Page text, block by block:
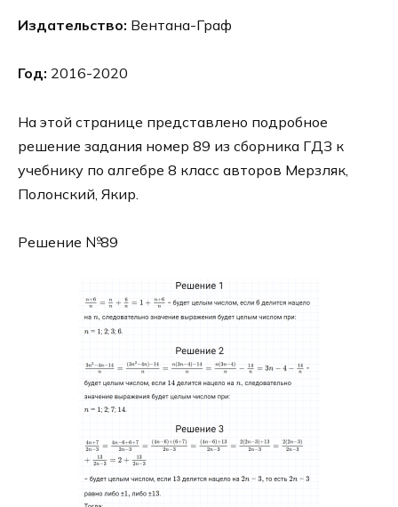
Издательство: Вентана-Граф
Год: 2016-2020
На этой странице представлено подробное
решение задания номер 89 из сборника ГДЗ к
учебнику по алгебре 8 класс авторов Мерзляк,
Полонский, Якир.
Решение №89